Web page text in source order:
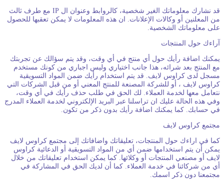
قد نشارك معلوماتك الغير شخصية، كالروابط وعنوان ال IP مع طرف ثالث
المعلنين أو وكالات الإعلانات. ان هذه المعلومات لا يمكن تعقبها للحصول
معلوماتك الشخصية.
حول المنتجات
اضافة رأيك حول أي منتج في أي وقت، وقد يتم سؤالك عن تجربتك
المنتج بعد شرائه، هذا جانب اختياري وليس اجباري من كونك مستخدم
لدى كراوس لايف. قد يتم استخدام رأيك ضمن المواد التسويقية
لايف ، أو للشركة المصنعة للمنتج المعني أو من قبل الشركات التي
معها لخدمة العملاء. لك الحق في طلب حذف رأيك في أي وقت،
هذه الحالة عليك ان تراسلنا عبر البريد الإلكتروني لخدمة العملاء المدرج
حسابك. كما يمكنك اضافة رأيك بدون ذكر من تكون.
كراوس لايف
في اراءك حول المنتجات، تعليقاتك واضافاتك إلى مجتمع كراوس لايف
أن يتم استخدامها ضمن أي من المواد التسويقية أو الدعائية كراوس
أو مصنعي المنتجات أو وكلائها. كما يمكن استخدام تعليقاتك من خلال
من شركائنا في خدمة العملاء. كما أن لديك الحق في المشاركة في
دون ذكر اسمك.